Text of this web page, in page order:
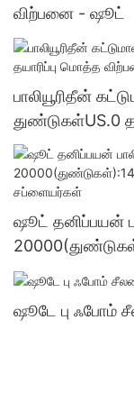
விற்பனை - ஷூட்
பாலியூரிதீன்
துண்டுகள்US.0
ஷூட் தனிப்பயன்
நுரை சப்ளையர்கள்
ஷூடே பு ஃபோம்